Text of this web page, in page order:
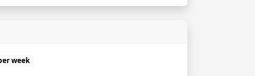
week